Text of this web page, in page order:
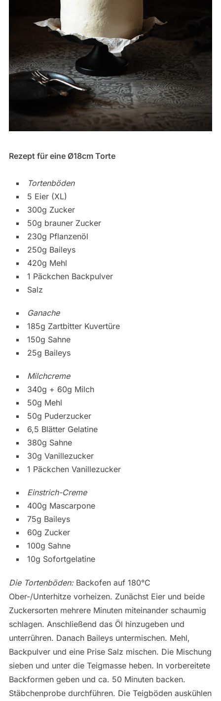
Rezept für eine Ø18cm Torte
Tortenböden
5 Eier (XL)
300g Zucker
50g brauner Zucker
230g Pflanzenöl
250g Baileys
420g Mehl
1 Päckchen Backpulver
Salz
Ganache
185g Zartbitter Kuvertüre
150g Sahne
25g Baileys
Milchcreme
340g + 60g Milch
50g Mehl
50g Puderzucker
6,5 Blätter Gelatine
380g Sahne
30g Vanillezucker
1 Päckchen Vanillezucker
Einstrich-Creme
400g Mascarpone
75g Baileys
60g Zucker
100g Sahne
10g Sofortgelatine
Die Tortenböden:Backofen auf 180°C
Ober-/Unterhitze vorheizen. Zunächst Eier und beide
Zuckersorten mehrere Minuten miteinander schaumig
schlagen. Anschließend das Öl hinzugeben und
unterrühren. Danach Baileys untermischen. Mehl,
Backpulver und eine Prise Salz mischen. Die Mischung
sieben und unter die Teigmasse heben. In vorbereitete
Backformen geben und ca. 50 Minuten backen.
Stäbchenprobe durchführen. Die Teigböden auskühlen